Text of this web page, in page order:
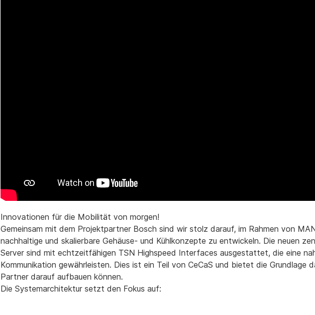
Innovationen für die Mobilität von morgen!
Gemeinsam mit dem Projektpartner Bosch sind wir stolz darauf, im Rahmen von
nachhaltige und skalierbare Gehäuse- und Kühlkonzepte zu entwickeln. Die neuen
Server sind mit echtzeitfähigen TSN Highspeed Interfaces ausgestattet, die eine
Kommunikation gewährleisten. Dies ist ein Teil von CeCaS und bietet die Grundlage
Partner darauf aufbauen können.
Die Systemarchitektur setzt den Fokus auf: